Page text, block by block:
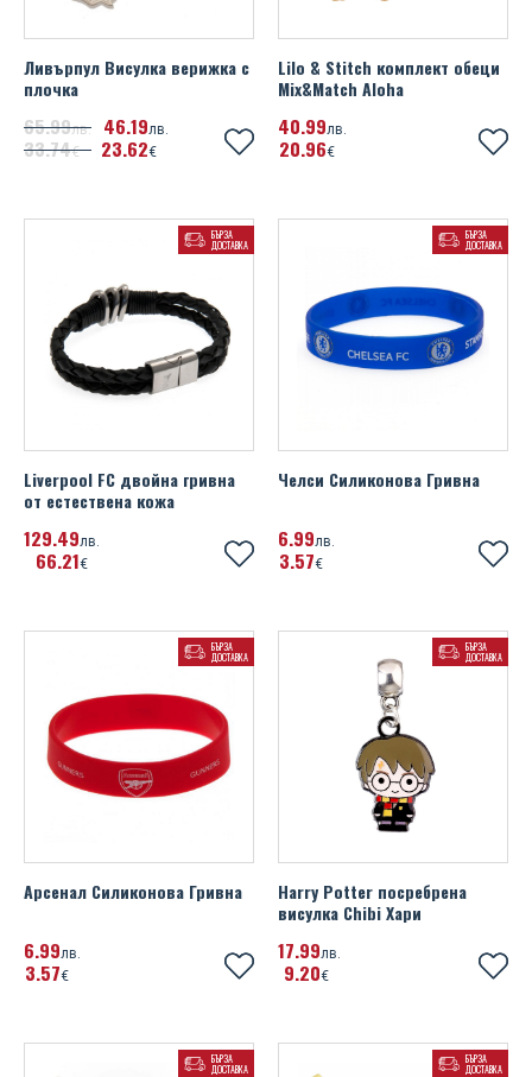
Ливърпул Висулка верижка с
плочка
6599лв.
3374€
46 19лв.
23 62€
Lilo & Stitch комплект обеци
Mix&Match Aloha
40 99лв.
20 96€
БЪРЗА
ДОСТАВКА
Liverpool FC двойна гривна
от естествена кожа
129 49лв.
66 21€
БЪРЗА
ДОСТАВКА
Челси Силиконова Гривна
6 99лв.
3 57€
БЪРЗА
ДОСТАВКА
Арсенал Силиконова Гривна
6 99лв.
3 57€
БЪРЗА
ДОСТАВКА
Harry Potter посребрена
висулка Chibi Хари
17 99лв.
9 20€
БЪРЗА
ДОСТАВКА
БЪРЗА
ДОСТАВКА